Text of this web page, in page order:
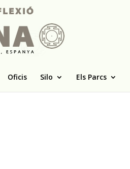
Oficis Silo Els Parcs